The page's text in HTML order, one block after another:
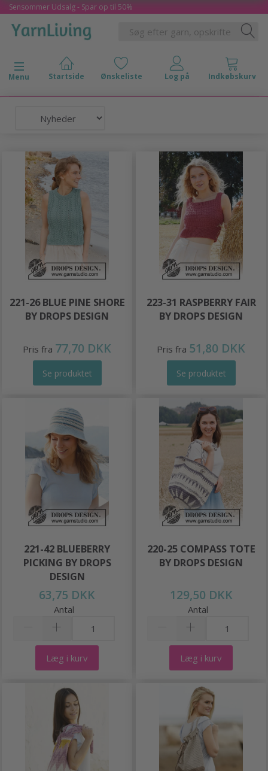
Sensommer Udsalg - Spar op til 50%
Skifte navigation
Menu
221-26 BLUE PINE SHORE
BY DROPS DESIGN
Pris fra 77,70 DKK
Se produktet
223-31 RASPBERRY FAIR
BY DROPS DESIGN
Pris fra 51,80 DKK
Se produktet
221-42 BLUEBERRY
PICKING BY DROPS
DESIGN
63,75 DKK
Antal
Læg i kurv
220-25 COMPASS TOTE
BY DROPS DESIGN
129,50 DKK
Antal
Læg i kurv